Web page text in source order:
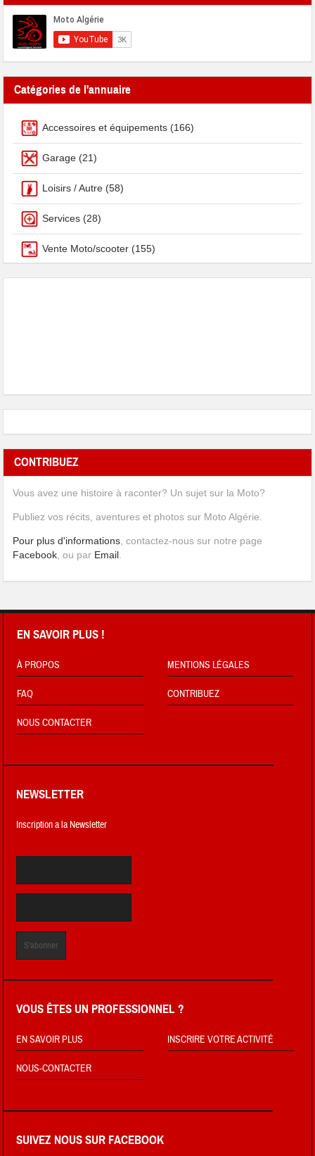
Catégories de l'annuaire
Accessoires et équipements (166)
Garage (21)
Loisirs / Autre (58)
Services (28)
Vente Moto/scooter (155)
CONTRIBUEZ
Vous avez une histoire à raconter? Un sujet sur la Moto?
Publiez vos récits, aventures et photos sur Moto Algérie.
Pour plus d'informations , contactez-nous sur notre page
Facebook , ou par Email
EN SAVOIR PLUS !
À PROPOS MENTIONS LÉGALES
FAQ CONTRIBUEZ
NOUS CONTACTER
NEWSLETTER
Inscription a la Newsletter
VOUS ÊTES UN PROFESSIONNEL ?
EN SAVOIR PLUS INSCRIRE VOTRE ACTIVITÉ
NOUS-CONTACTER
SUIVEZ NOUS SUR FACEBOOK